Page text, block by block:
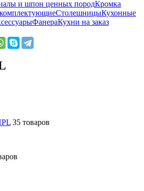
и шпон ценных породКромка
СтолешницыКухонные
ФанераКухни на заказ
35 товаров